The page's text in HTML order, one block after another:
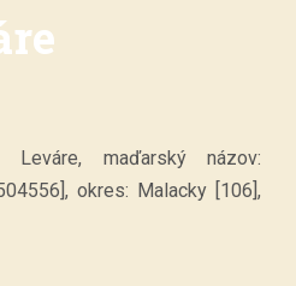
maďarský názov:
okres: Malacky [106],